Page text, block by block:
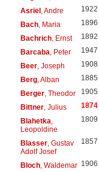
Asriel, Andre 1922
Bach, Maria 1896
Bachrich, Ernst 1892
Barcaba , Peter 1947
Beer, Joseph 1908
Berg, Alban 1885
Berger, Theodor 1905
Bittner, Julius 1874
Blahetka
Leopoldine
1809
Blasser, Gustav
Adolf Josef
1857
Bloch, Waldemar 1906